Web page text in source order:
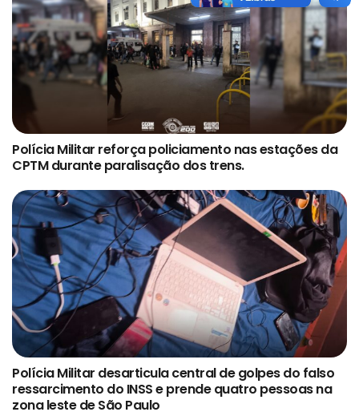
Polícia Militar reforça policiamento nas estações da
CPTM durante paralisação dos trens.
Polícia Militar desarticula central de golpes do falso
ressarcimento do INSS e prende quatro pessoas na
zona leste de São Paulo